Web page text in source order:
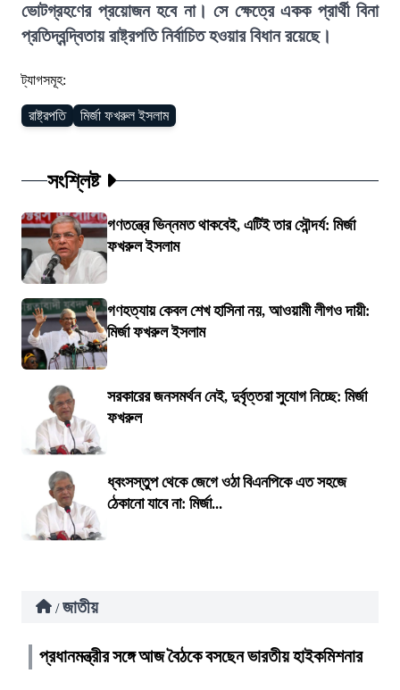
ভোটগ্রহণের প্রয়োজন হবে না। সে ক্ষেত্রে একক প্রার্থী বিনা
প্রতিদ্বন্দ্বিতায় রাষ্ট্রপতি নির্বাচিত হওয়ার বিধান রয়েছে।
ট্যাগসমূহ:
রাষ্ট্রপতি মির্জা ফখরুল ইসলাম
সংশ্লিষ্ট
গণতন্ত্রে ভিন্নমত থাকবেই, এটিই তার সৌন্দর্য: মির্জা
ফখরুল ইসলাম
গণহত্যায় কেবল শেখ হাসিনা নয়, আওয়ামী লীগও দায়ী:
মির্জা ফখরুল ইসলাম
সরকারের জনসমর্থন নেই, দুর্বৃত্তরা সুযোগ নিচ্ছে: মির্জা
ফখরুল
ধ্বংসস্তুপ থেকে জেগে ওঠা বিএনপিকে এত সহজে
ঠেকানো যাবে না: মির্জা...
/ জাতীয়
প্রধানমন্ত্রীর সঙ্গে আজ বৈঠকে বসছেন ভারতীয় হাইকমিশনার